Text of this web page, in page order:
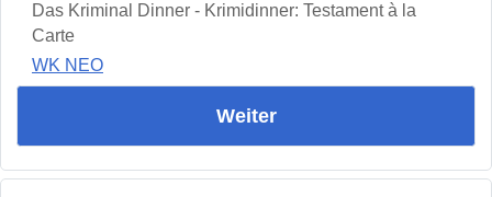
Das Kriminal Dinner - Krimidinner: Testament à la
Carte
WK NEO
Weiter